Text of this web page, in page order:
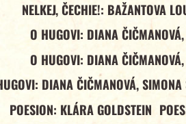
NELKEJ, ČECHIE!: BAŽANTOVA
O HUGOVI: DIANA
O HUGOVI: DIANA
DIANA ČIČMANOVÁ, SIMONA
POESION: KLÁRA GOLDSTEIN